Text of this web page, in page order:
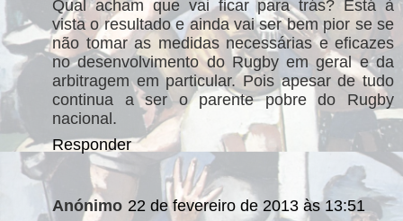
Qual acham que vai ficar para trás? Está à
vista o resultado e ainda vai ser bem pior se se
não tomar as medidas necessárias e eficazes
no desenvolvimento do Rugby em geral e da
arbitragem em particular. Pois apesar de tudo
continua a ser o parente pobre do Rugby
nacional.
Responder
Anónimo 22 de fevereiro de 2013 às 13:51